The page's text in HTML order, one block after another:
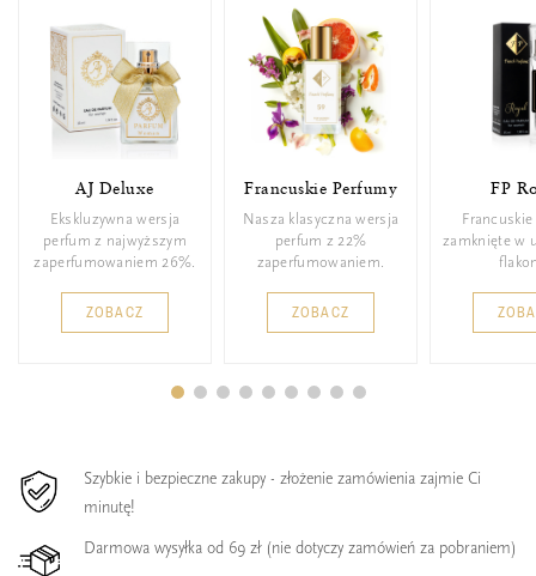
AJ Deluxe
Ekskluzywna wersja
perfum z najwyższym
zaperfumowaniem 26%.
ZOBACZ
Francuskie Perfumy
Nasza klasyczna wersja
perfum z 22%
zaperfumowaniem.
ZOBACZ
FP
zamknięte w
Szybkie i bezpieczne zakupy - złożenie zamówienia zajmie Ci
minutę!
Darmowa wysyłka od 69 zł (nie dotyczy zamówień za pobraniem)